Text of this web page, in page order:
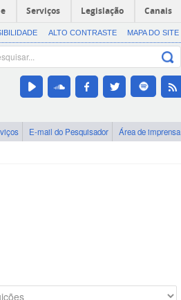
Serviços Legislação Canais
ALTO CONTRASTE MAPA DO SITE
E-mail do Pesquisador Área de imprensa